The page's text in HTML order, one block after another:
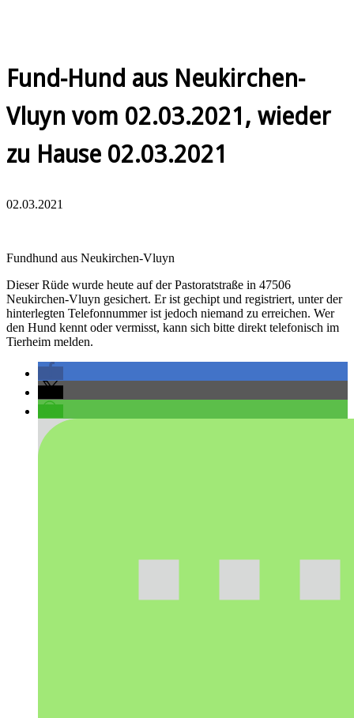
Fund-Hund aus Neukirchen-
Vluyn vom 02.03.2021, wieder
zu Hause 02.03.2021
02.03.2021
Fundhund aus Neukirchen-Vluyn
Dieser Rüde wurde heute auf der Pastoratstraße in 47506
Neukirchen-Vluyn gesichert. Er ist gechipt und registriert, unter der
hinterlegten Telefonnummer ist jedoch niemand zu erreichen. Wer
den Hund kennt oder vermisst, kann sich bitte direkt telefonisch im
Tierheim melden.